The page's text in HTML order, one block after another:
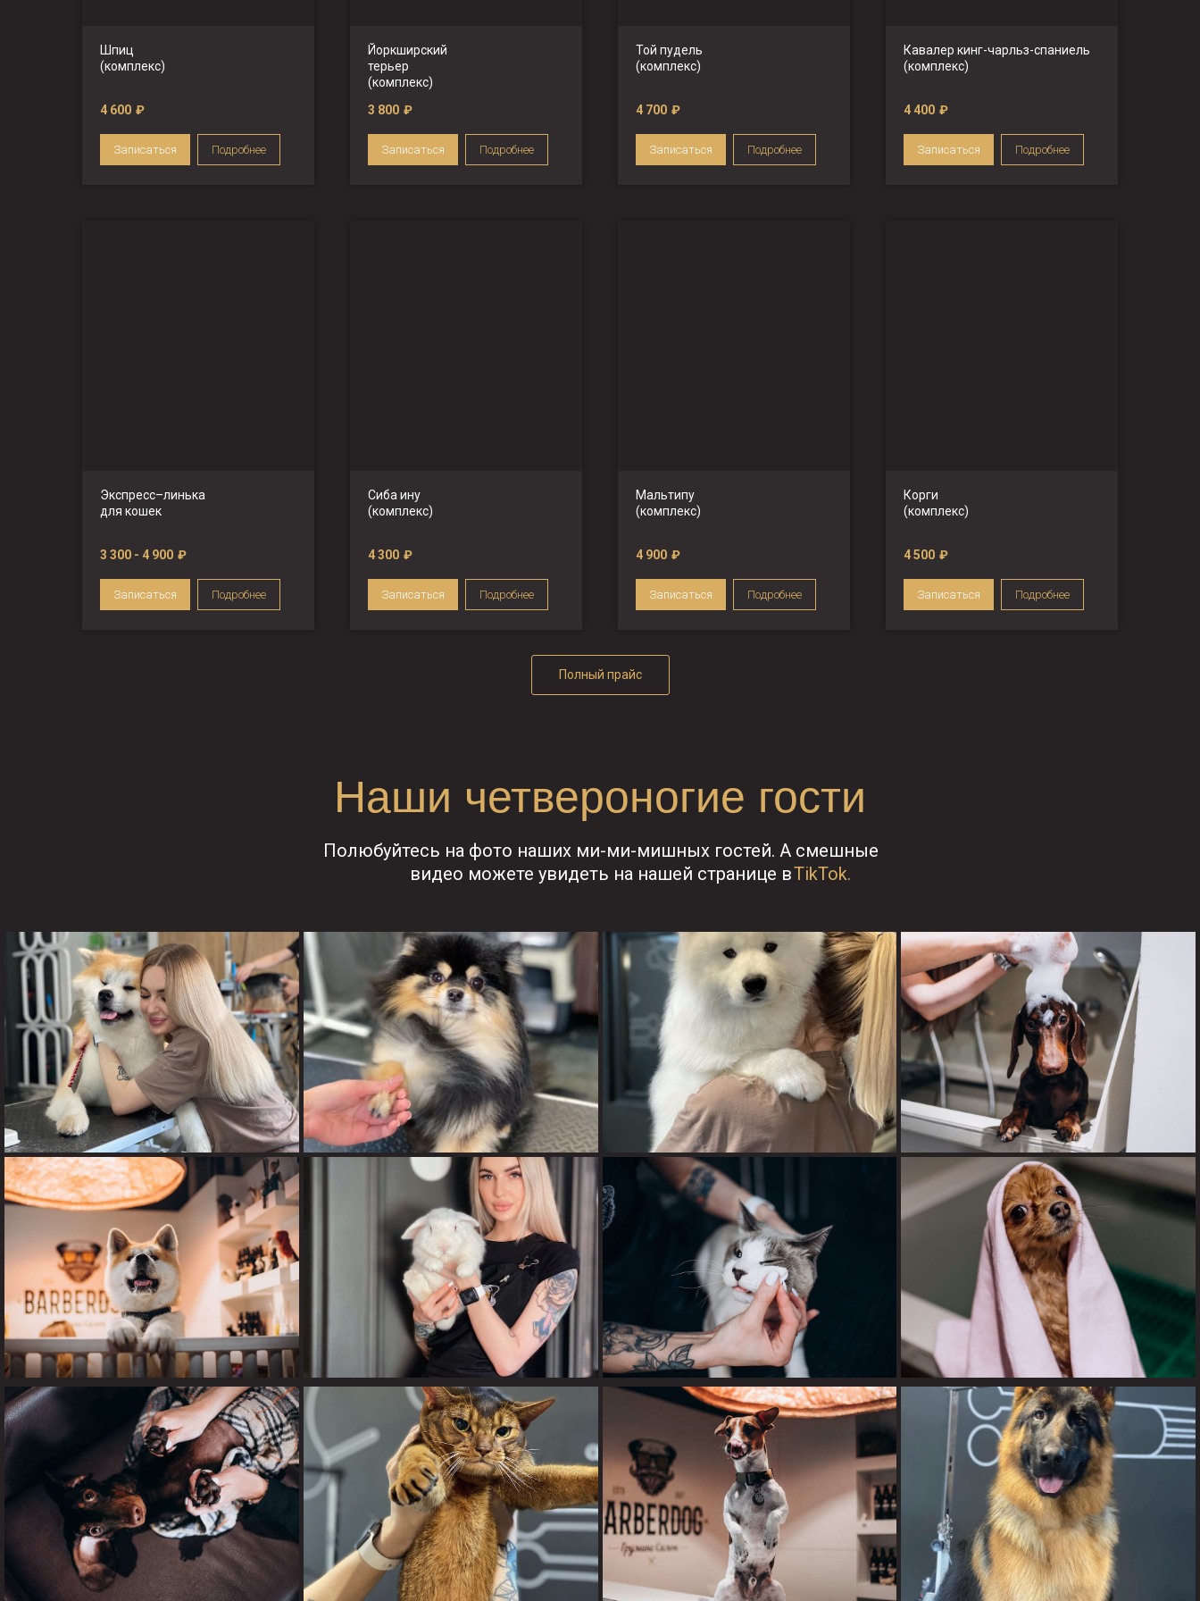
Шпиц
(комплекс)
4 600 ₽
Записаться Подробнее
Йоркширский
терьер
(комплекс)
3 800 ₽
Записаться Подробнее
Той пудель
(комплекс)
4 700 ₽
Записаться Подробнее
Кавалер кинг-чарльз-спаниель
(комплекс)
4 400 ₽
Записаться Подробнее
Экспресс–линька
для кошек
3 300 - 4 900 ₽
Записаться Подробнее
Сиба ину
(комплекс)
4 300 ₽
Записаться Подробнее
Мальтипу
(комплекс)
4 900 ₽
Записаться Подробнее
Корги
(комплекс)
4 500 ₽
Записаться Подробнее
Полный прайс
Наши четвероногие гости
Полюбуйтесь на фото наших ми-ми-мишных гостей. А смешные
видео можете увидеть на нашей странице вTikTok.